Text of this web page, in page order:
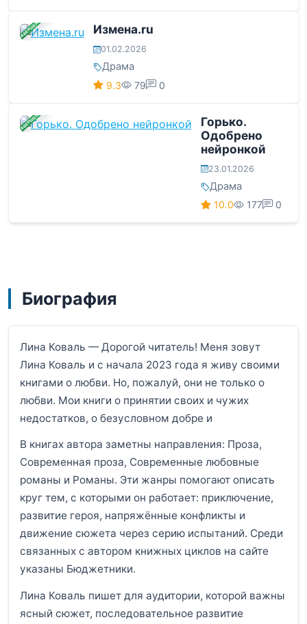
ЗАВЕРШЕНА Измена.ru
01.02.2026
Драма
9.3 79 0
ЗАВЕРШЕНА
Горько.
Одобрено
нейронкой
23.01.2026
Драма
10.0 177 0
Биография
Лина Коваль — Дорогой читатель! Меня зовут
Лина Коваль и с начала 2023 года я живу своими
книгами о любви. Но, пожалуй, они не только о
любви. Мои книги о принятии своих и чужих
недостатков, о безусловном добре и
В книгах автора заметны направления: Проза,
Современная проза, Современные любовные
романы и Романы. Эти жанры помогают описать
круг тем, с которыми он работает: приключение,
развитие героя, напряжённые конфликты и
движение сюжета через серию испытаний. Среди
связанных с автором книжных циклов на сайте
указаны Бюджетники.
Лина Коваль пишет для аудитории, которой важны
ясный сюжет, последовательное развитие